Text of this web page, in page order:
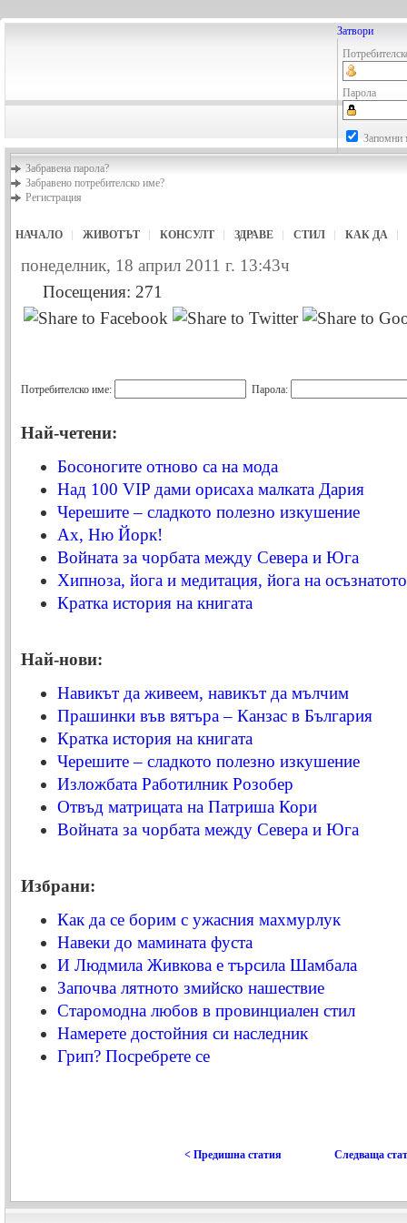
Затвори
Парола
Запомни
Забравена парола?
Забравено потребителско име?
Регистрация
НАЧАЛО ЖИВОТЪТ КОНСУЛТ ЗДРАВЕ СТИЛ КАК ДА
понеделник, 18 април 2011 г. 13:43ч
Посещения: 271
Потребителско име: Парола:
Най-четени:
Босоногите отново са на мода
Над 100 VIP дами орисаха малката Дария
Черешите – сладкото полезно изкушение
Ах, Ню Йорк!
Войната за чорбата между Севера и Юга
Хипноза, йога и медитация, йога на
Кратка история на книгата
Най-нови:
Навикът да живеем, навикът да мълчим
Прашинки във вятъра – Канзас в България
Кратка история на книгата
Черешите – сладкото полезно изкушение
Изложбата Работилник Розобер
Отвъд матрицата на Патриша Кори
Войната за чорбата между Севера и Юга
Избрани:
Как да се борим с ужасния махмурлук
Навеки до мамината фуста
И Людмила Живкова е търсила Шамбала
Започва лятното змийско нашествие
Старомодна любов в провинциален стил
Намерете достойния си наследник
Грип? Посребрете се
< Предишна статия Следваща